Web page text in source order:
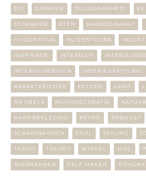
DIY DRINKEN DUURZAAMHEID
EETKAMER ETEN HANDGEMAAKT
HUIZENTOUR HUIZENTOURS
INSPIRATIE INTERIEUR
INTERIEURDESIGN INTERIEURSTYLING
KARAKTERISTIEK KATOEN LAMP
MEUBELS MUURDECORATIE
RAAMBEKLEDING RETRO ROBUUST
SCANDINAVISCH STIJL STYLING
TREND TRENDY WINKEL WOL
WOONKAMER ZELF MAKEN ZITHOEK